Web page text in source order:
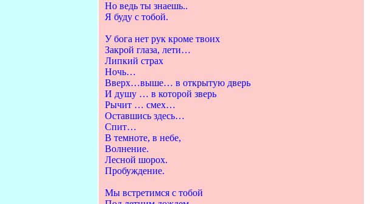
Но ведь ты знаешь..
Я буду с тобой.
У бога нет рук кроме твоих
Закрой глаза, лети…
Липкий страх
Ночь…
Вверх…выше… в открытую дверь
И душу … в которой зверь
Рычит … смех…
Оставшись здесь…
Спит…
В темноте, в небе,
Волнение.
Лесной шорох.
Пробуждение.
Мы встретимся с тобой